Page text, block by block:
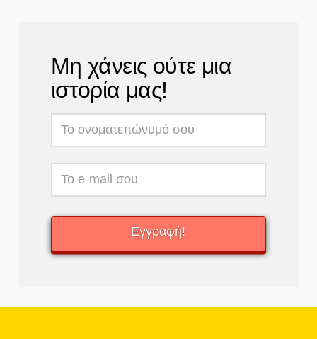
Μη χάνεις ούτε μια
ιστορία μας!